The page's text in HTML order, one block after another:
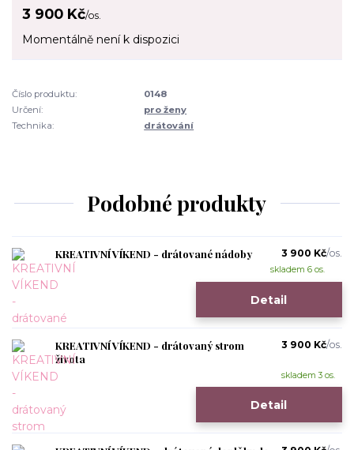
3 900 Kč/os.
Momentálně není k dispozici
Číslo produktu:
0148
Určení:
pro ženy
Technika:
drátování
Podobné produkty
KREATIVNÍ VÍKEND - drátované nádoby 3 900 Kč/os.
skladem 6 os.
Detail
KREATIVNÍ VÍKEND - drátovaný strom
života
3 900 Kč/os.
skladem 3 os.
Detail